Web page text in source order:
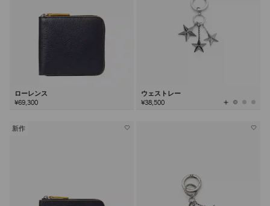
ローレンス
¥69,300
ウェストレー
¥38,500
全
て
新作